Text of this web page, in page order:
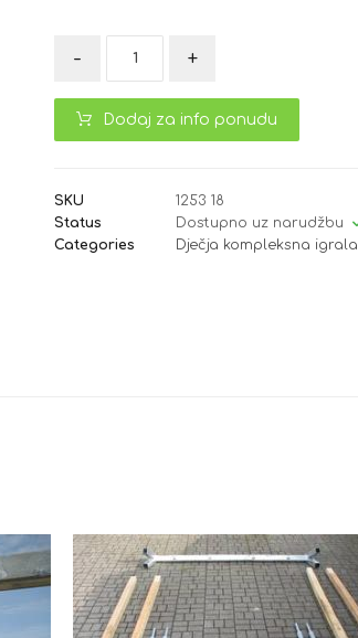
- +
Dodaj za info ponudu
SKU
1253 18
Status
Dostupno uz narudžbu
Categories
Dječja kompleksna igrala